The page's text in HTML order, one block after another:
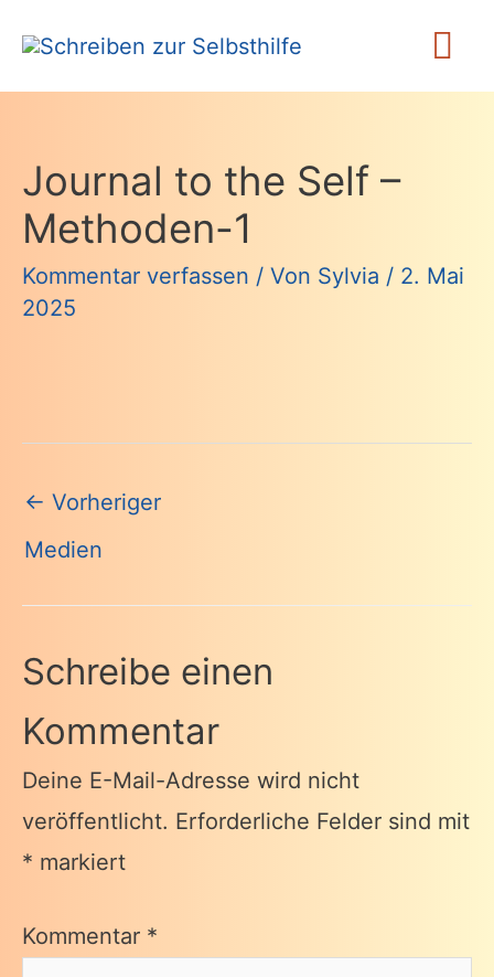
Inhalt
springen
Journal to the Self –
Methoden-1
Kommentar verfassen / Von Sylvia / 2. Mai
2025
Beitragsnavigation
← Vorheriger
Medien
Schreibe einen
Kommentar
Deine E-Mail-Adresse wird nicht
veröffentlicht. Erforderliche Felder sind mit
* markiert
Kommentar *